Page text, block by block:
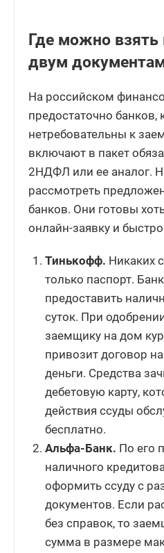
Где можно взять
двум
На российском
предостаточно банков,
нетребовательны к
включают в пакет
2НДФЛ или ее аналог.
рассмотреть
банков. Они готовы
онлайн-заявку и
Тинькофф. Никаких
только паспорт.
предоставить
суток. При
заемщику на дом
привозит договор
деньги. Средства
дебетовую карту,
действия ссуды
бесплатно.
Альфа-Банк. По его
наличного
оформить ссуду с
документов. Если
без справок, то
сумма в размере